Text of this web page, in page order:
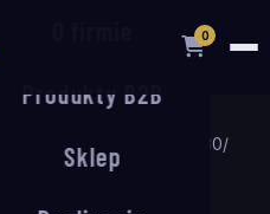
0
Produkty B2B
Sklep
System wejściowy S-17/30/